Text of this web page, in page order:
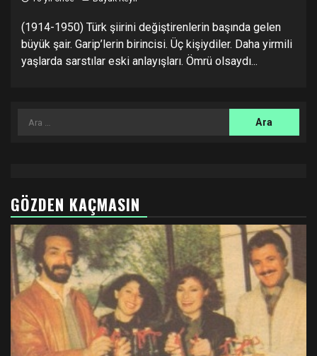
(1914-1950) Türk şiirini değiştirenlerin başında gelen
büyük şair. Garip’lerin birincisi. Üç kişiydiler. Daha yirmili
yaşlarda sarstılar eski anlayışları. Ömrü olsaydı...
Arama:
GÖZDEN KAÇMASIN